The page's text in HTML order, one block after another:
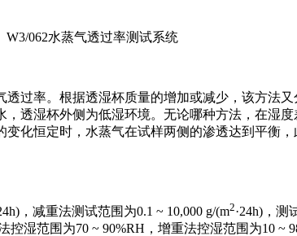
W3/062水蒸气透过率测试系统
过率。根据透湿杯质量的增加或减少，该方法
透湿杯外侧为低湿环境。无论哪种方法，在湿
化恒定时，水蒸气在试样两侧的渗透达到平衡
，减重法测试范围为0.1 ~ 10,000 g/(m2·24h)，测
湿范围为70 ~ 90%RH，增重法控湿范围为10 ~